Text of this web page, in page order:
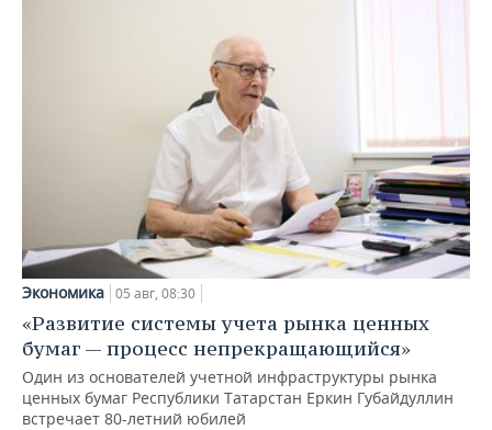
Экономика 05 авг, 08:30
«Развитие системы учета рынка ценных
бумаг — процесс непрекращающийся»
Один из основателей учетной инфраструктуры рынка
ценных бумаг Республики Татарстан Еркин Губайдуллин
встречает 80-летний юбилей